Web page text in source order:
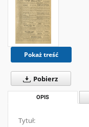
Pokaż treść
Pobierz
OPIS
Tytuł: